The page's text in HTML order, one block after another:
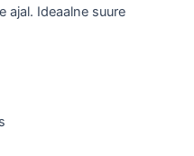
ajal. Ideaalne suure